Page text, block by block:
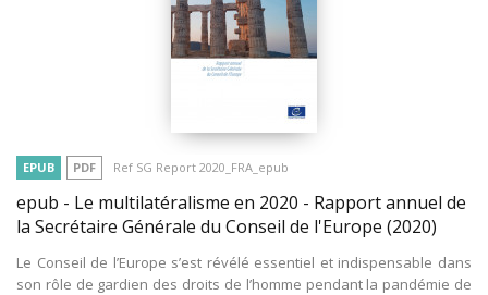
EPUB PDF Ref SG Report 2020_FRA_epub
epub - Le multilatéralisme en 2020 - Rapport annuel de
la Secrétaire Générale du Conseil de l'Europe (2020)
Le Conseil de l’Europe s’est révélé essentiel et indispensable dans
son rôle de gardien des droits de l’homme pendant la pandémie de